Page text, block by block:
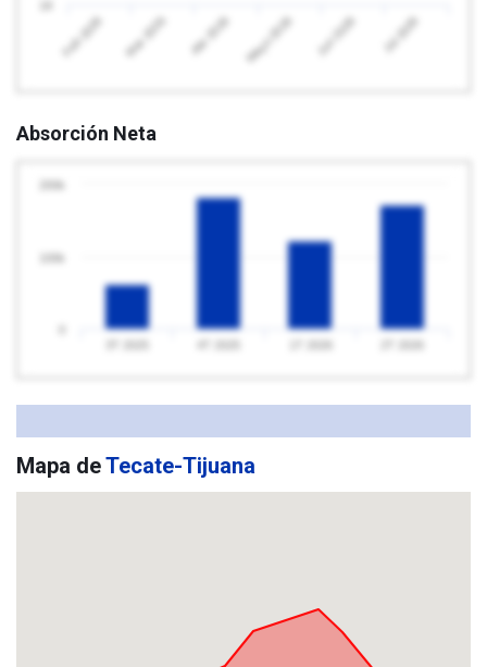
Feb 2026 Mar 2026 Abr 2026 Mayo 2026 Jun 2026 Jul 2026
Absorción Neta
Mapa deTecate-Tijuana